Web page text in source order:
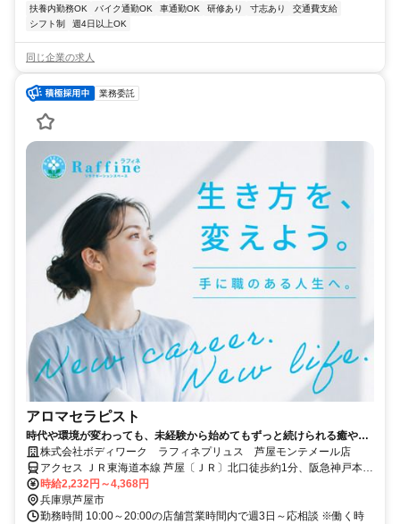
扶養内勤務OK バイク通勤OK 車通勤OK 研修あり 寸志あり
交通費支給
シフト制
週4日以上OK
同じ企業の求人
業務委託
アロマセラピスト
時代や環境が変わっても、未経験から始めてもずっと続けられる癒やし
の仕事。手に職を身につけて、生き方を変えよう。
株式会社ボディワーク ラフィネプリュス 芦屋モンテメール店
アクセス ＪＲ東海道本線 芦屋〔ＪＲ〕北口徒歩約1分、阪急神戸本線
芦屋川南出口徒歩約11分、阪神本線/阪神なんば線 打出徒歩約15分 最
寄駅：芦屋駅
時給2,232円～4,368円
兵庫県芦屋市
勤務時間 10:00～20:00の店舗営業時間内で週3日～応相談 ※働く時